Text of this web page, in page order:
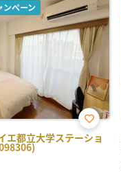
ンペーン
エ都立大学ステーショ
お気
に入